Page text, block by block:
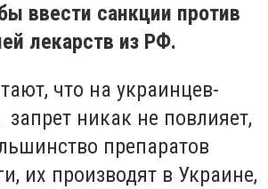
ввести санкции против
лекарств из РФ.
что на украинцев-
запрет никак не повлияет,
препаратов
их производят в Украине,